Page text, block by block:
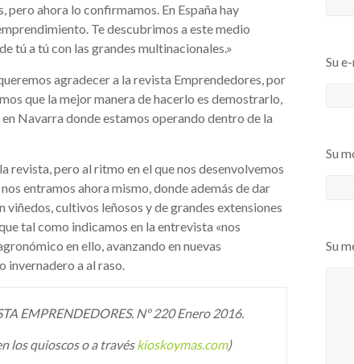
pero ahora lo confirmamos. En España hay
Te descubrimos a este medio
tú a tú con las grandes multinacionales.»
agradecer a la revista Emprendedores, por
que la mejor manera de hacerlo es demostrarlo,
Navarra donde estamos operando dentro de la
revista, pero al ritmo en el que nos desenvolvemos
entramos ahora mismo, donde además de dar
cultivos leñosos y de grandes extensiones
tal como indicamos en la entrevista «nos
en ello, avanzando en nuevas
a al raso.
EMPRENDEDORES. Nº 220 Enero 2016.
los quioscos o a travéskioskoymas.com)
Su
Su
Su